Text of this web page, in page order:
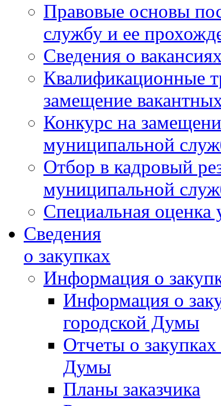
Правовые основы
службу и ее
Сведения о
Квалификационные
замещение
Конкурс на
муниципальной
Отбор в кадровый
муниципальной
Специальная оценка
Сведения
о закупках
Информация о
Информация о
городской Думы
Отчеты о
Думы
Планы заказчика